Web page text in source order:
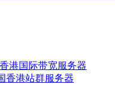
港国际带宽服务器
香港站群服务器